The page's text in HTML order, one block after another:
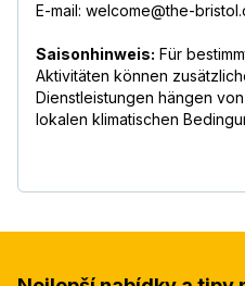
E-mail: welcome@the-
Saisonhinweis: Für
Aktivitäten können
Dienstleistungen hängen
lokalen klimatischen